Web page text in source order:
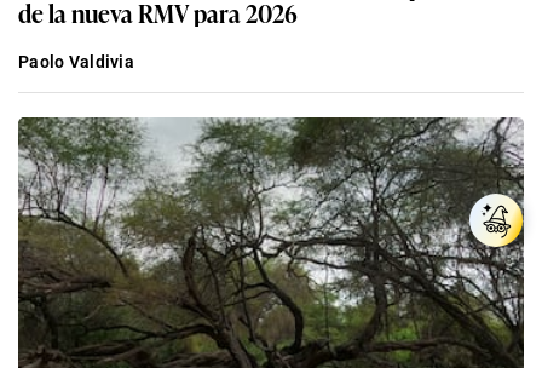
de la nueva RMV para 2026
Paolo Valdivia